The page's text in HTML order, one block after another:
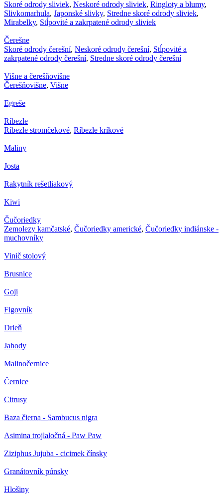
Skoré odrody sliviek, Neskoré odrody sliviek, Ringloty a blumy,
Slivkomarhula, Japonské slivky, Stredne skoré odrody sliviek,
Mirabelky, Stĺpovité a zakrpatené odrody sliviek
Čerešne
Skoré odrody čerešní, Neskoré odrody čerešní, Stĺpovité a
zakrpatené odrody čerešní, Stredne skoré odrody čerešní
Višne a čerešňovišne
Čerešňovišne, Višne
Egreše
Ríbezle
Ríbezle stromčekové, Ríbezle kríkové
Maliny
Josta
Rakytník rešetliakový
Kiwi
Čučoriedky
Zemolezy kamčatské, Čučoriedky americké, Čučoriedky indiánske -
muchovníky
Vinič stolový
Brusnice
Goji
Figovník
Drieň
Jahody
Malinočernice
Černice
Citrusy
Baza čierna - Sambucus nigra
Asimina trojlaločná - Paw Paw
Ziziphus Jujuba - cicimek čínsky
Granátovník púnsky
Hlošiny